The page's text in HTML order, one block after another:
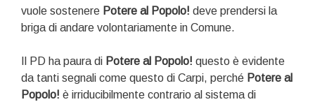
vuole sostenere Potere al Popolo! deve prendersi la
briga di andare volontariamente in Comune.
Il PD ha paura di Potere al Popolo! questo è evidente
da tanti segnali come questo di Carpi, perché Potere al
Popolo! è irriducibilmente contrario al sistema di